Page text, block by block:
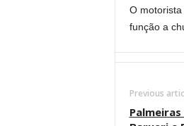
O
função a
Previous